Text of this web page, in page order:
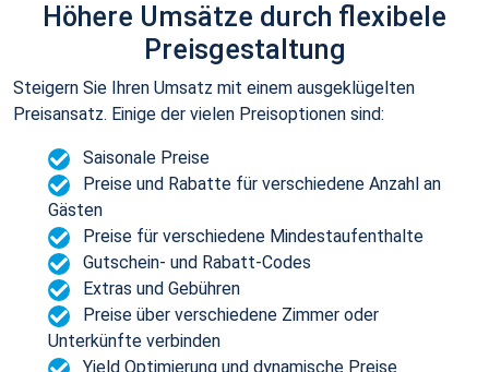
Höhere Umsätze durch flexibele
Preisgestaltung
Steigern Sie Ihren Umsatz mit einem ausgeklügelten
Preisansatz. Einige der vielen Preisoptionen sind:
Saisonale Preise
Preise und Rabatte für verschiedene Anzahl an
Gästen
Preise für verschiedene Mindestaufenthalte
Gutschein- und Rabatt-Codes
Extras und Gebühren
Preise über verschiedene Zimmer oder
Unterkünfte verbinden
Yield Optimierung und dynamische Preise